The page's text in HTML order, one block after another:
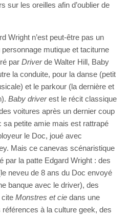
sur les oreilles afin d’oublier de
Wright n’est peut-être pas un
mutique et taciturne
par Driverde Walter Hill, Baby
la conduite, pour la danse (petit
et le parkour (la dernière et
Baby driverest le récit classique
voitures après un dernier coup
sa petite amie mais est rattrapé
le Doc, joué avec
Mais ce canevas scénaristique
par la patte Edgard Wright : des
neveu de 8 ans du Doc envoyé
banque avec le driver), des
cite Monstres et cie dans une
à la culture geek, des